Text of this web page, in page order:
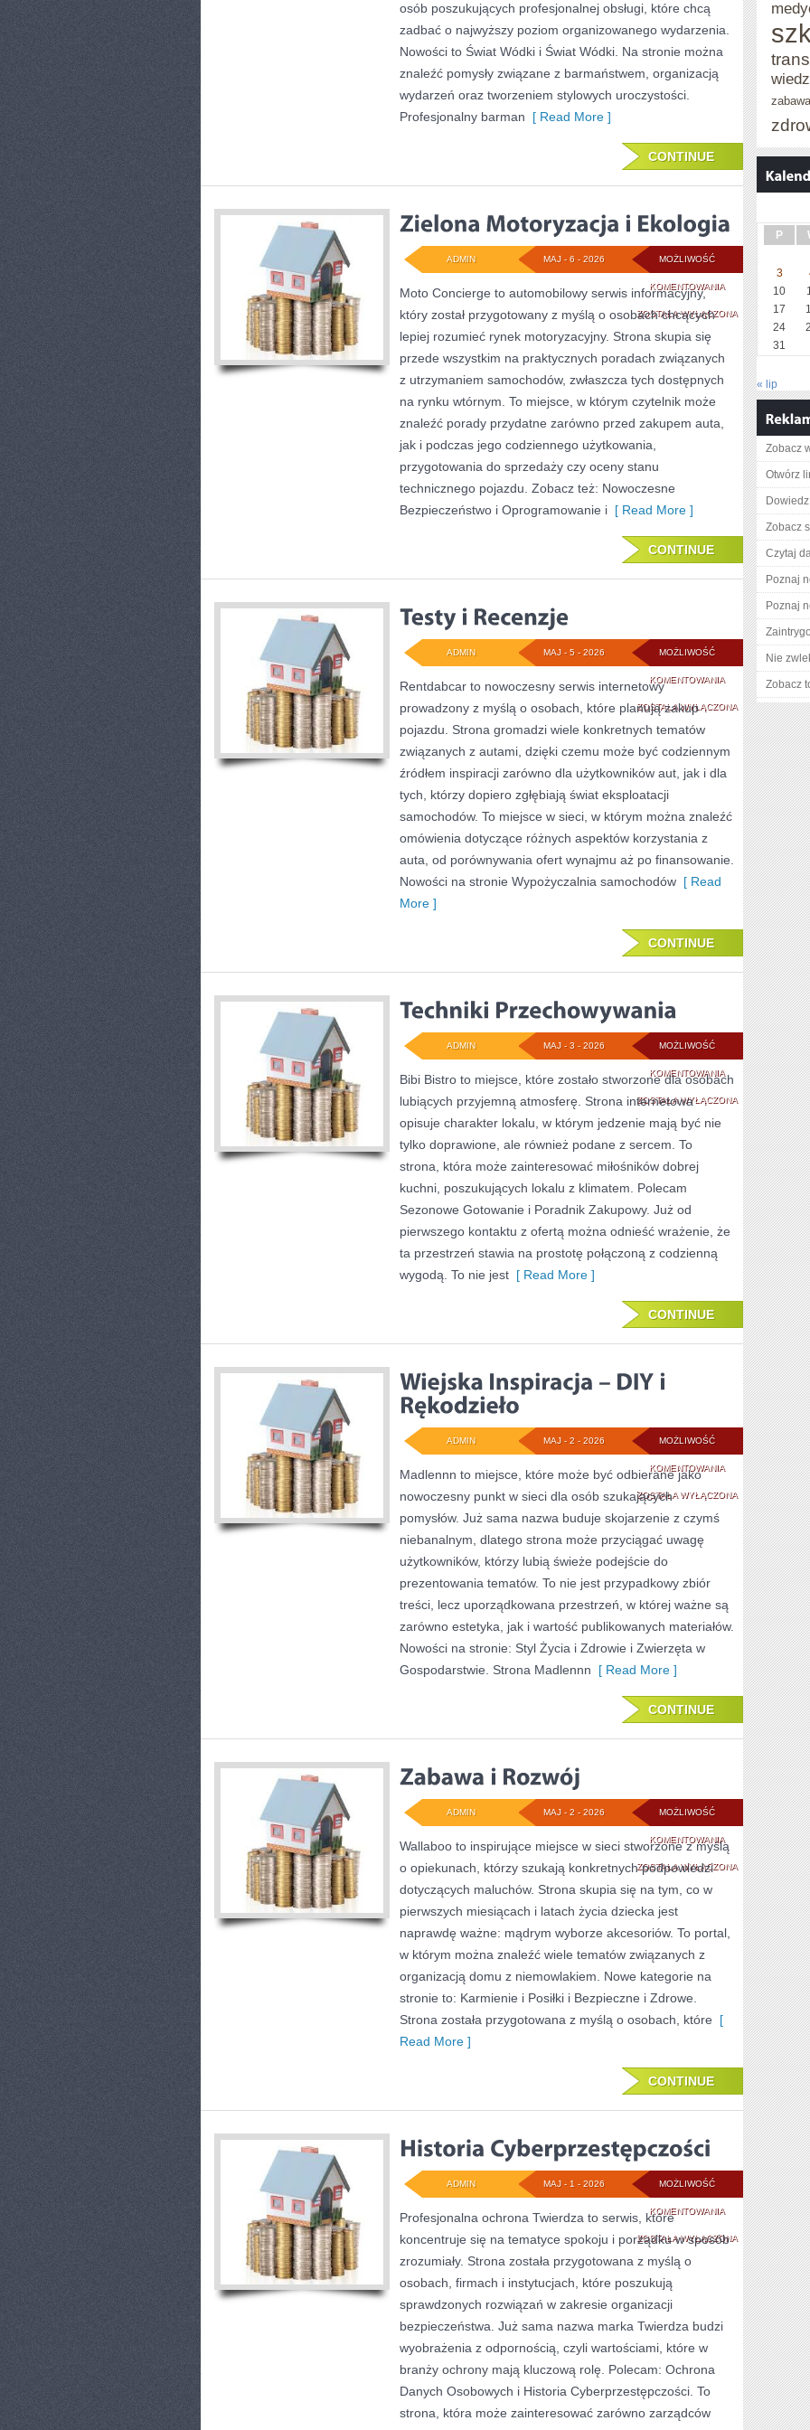
osób poszukujących profesjonalnej obsługi, które chcą
zadbać o najwyższy poziom organizowanego wydarzenia.
Nowości to Świat Wódki i Świat Wódki. Na stronie można
znaleźć pomysły związane z barmaństwem, organizacją
wydarzeń oraz tworzeniem stylowych uroczystości.
Profesjonalny barman [ Read More ]
CONTINUE
MOŻLIWOŚĆ
KOMENTOWANIAZIELONA
MOTORYZACJA
EKOLOGIA
ZOSTAŁA WYŁĄCZONA
MAJ - 6 - 2026
ADMIN
Moto Concierge to automobilowy serwis informacyjny,
który został przygotowany z myślą o osobach chcących
lepiej rozumieć rynek motoryzacyjny. Strona skupia się
przede wszystkim na praktycznych poradach związanych
z utrzymaniem samochodów, zwłaszcza tych dostępnych
na rynku wtórnym. To miejsce, w którym czytelnik może
znaleźć porady przydatne zarówno przed zakupem auta,
jak i podczas jego codziennego użytkowania,
przygotowania do sprzedaży czy oceny stanu
technicznego pojazdu. Zobacz też: Nowoczesne
Bezpieczeństwo i Oprogramowanie i [ Read More ]
CONTINUE
MOŻLIWOŚĆ
KOMENTOWANIATESTY
I
RECENZJE
ZOSTAŁA WYŁĄCZONA
MAJ - 5 - 2026
ADMIN
Rentdabcar to nowoczesny serwis internetowy
prowadzony z myślą o osobach, które planują zakup
pojazdu. Strona gromadzi wiele konkretnych tematów
związanych z autami, dzięki czemu może być codziennym
źródłem inspiracji zarówno dla użytkowników aut, jak i dla
tych, którzy dopiero zgłębiają świat eksploatacji
samochodów. To miejsce w sieci, w którym można znaleźć
omówienia dotyczące różnych aspektów korzystania z
auta, od porównywania ofert wynajmu aż po finansowanie.
Nowości na stronie Wypożyczalnia samochodów [ Read
More ]
CONTINUE
MOŻLIWOŚĆ
KOMENTOWANIATECHNIKI
ZOSTAŁA WYŁĄCZONA
MAJ - 3 - 2026
ADMIN
Bibi Bistro to miejsce, które zostało stworzone dla osobach
lubiących przyjemną atmosferę. Strona internetowa
opisuje charakter lokalu, w którym jedzenie mają być nie
tylko doprawione, ale również podane z sercem. To
strona, która może zainteresować miłośników dobrej
kuchni, poszukujących lokalu z klimatem. Polecam
Sezonowe Gotowanie i Poradnik Zakupowy. Już od
pierwszego kontaktu z ofertą można odnieść wrażenie, że
ta przestrzeń stawia na prostotę połączoną z codzienną
wygodą. To nie jest [ Read More ]
CONTINUE
MOŻLIWOŚĆ
KOMENTOWANIAWIEJSKA
INSPIRACJA
RĘKODZIEŁO
ZOSTAŁA WYŁĄCZONA
MAJ - 2 - 2026
ADMIN
Madlennn to miejsce, które może być odbierane jako
nowoczesny punkt w sieci dla osób szukających
pomysłów. Już sama nazwa buduje skojarzenie z czymś
niebanalnym, dlatego strona może przyciągać uwagę
użytkowników, którzy lubią świeże podejście do
prezentowania tematów. To nie jest przypadkowy zbiór
treści, lecz uporządkowana przestrzeń, w której ważne są
zarówno estetyka, jak i wartość publikowanych materiałów.
Nowości na stronie: Styl Życia i Zdrowie i Zwierzęta w
Gospodarstwie. Strona Madlennn [ Read More ]
CONTINUE
MOŻLIWOŚĆ
KOMENTOWANIAZABAWA
I
ROZWÓJ
ZOSTAŁA WYŁĄCZONA
MAJ - 2 - 2026
ADMIN
Wallaboo to inspirujące miejsce w sieci stworzone z myślą
o opiekunach, którzy szukają konkretnych podpowiedzi
dotyczących maluchów. Strona skupia się na tym, co w
pierwszych miesiącach i latach życia dziecka jest
naprawdę ważne: mądrym wyborze akcesoriów. To portal,
w którym można znaleźć wiele tematów związanych z
organizacją domu z niemowlakiem. Nowe kategorie na
stronie to: Karmienie i Posiłki i Bezpieczne i Zdrowe.
Strona została przygotowana z myślą o osobach, które [
Read More ]
CONTINUE
MOŻLIWOŚĆ
KOMENTOWANIAHISTORIA
ZOSTAŁA WYŁĄCZONA
MAJ - 1 - 2026
ADMIN
Profesjonalna ochrona Twierdza to serwis, które
koncentruje się na tematyce spokoju i porządku w sposób
zrozumiały. Strona została przygotowana z myślą o
osobach, firmach i instytucjach, które poszukują
sprawdzonych rozwiązań w zakresie organizacji
bezpieczeństwa. Już sama nazwa marka Twierdza budzi
wyobrażenia z odpornością, czyli wartościami, które w
branży ochrony mają kluczową rolę. Polecam: Ochrona
Danych Osobowych i Historia Cyberprzestępczości. To
strona, która może zainteresować zarówno zarządców
zabawa
P
3
10
17
24
31
« lip
Zobacz
Otwórz
Zobacz
Czytaj
Poznaj
Poznaj
Nie
Zobacz